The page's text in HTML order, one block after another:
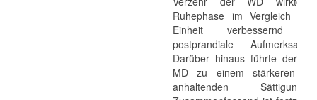
Ruhephase im Vergleich zur
Einheit verbessernd
postprandiale
Darüber hinaus führte der
MD zu einem stärkeren
anhaltenden